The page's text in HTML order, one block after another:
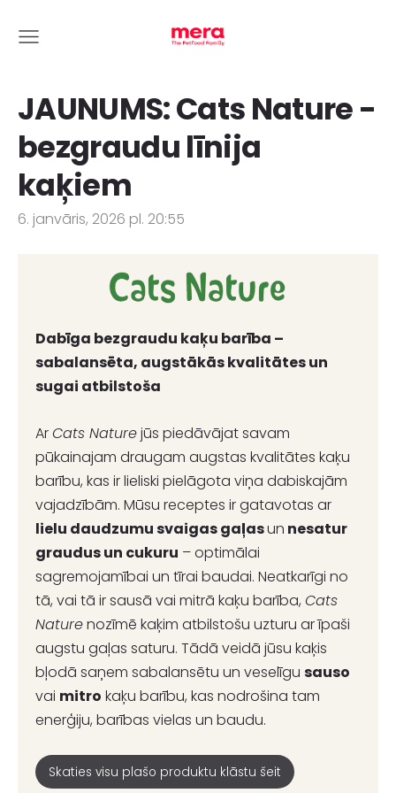
JAUNUMS: Cats Nature -
bezgraudu līnija
kaķiem
6. janvāris, 2026 pl. 20:55
Dabīga bezgraudu kaķu barība –
sabalansēta, augstākās kvalitātes un
sugai atbilstoša
ArCats Naturejūs piedāvājat savam
pūkainajam draugam augstas kvalitātes kaķu
barību, kas ir lieliski pielāgota viņa dabiskajām
vajadzībām. Mūsu receptes ir gatavotas ar
lielu daudzumu svaigas gaļasun nesatur
graudus un cukuru – optimālai
sagremojamībai un tīrai baudai. Neatkarīgi no
tā, vai tā ir sausā vai mitrā kaķu barība, Cats
Naturenozīmē kaķim atbilstošu uzturu ar īpaši
augstu gaļas saturu. Tādā veidā jūsu kaķis
bļodā saņem sabalansētu un veselīgu sauso
vai mitro kaķu barību, kas nodrošina tam
enerģiju, barības vielas un baudu.
Skaties visu plašo produktu klāstu šeit